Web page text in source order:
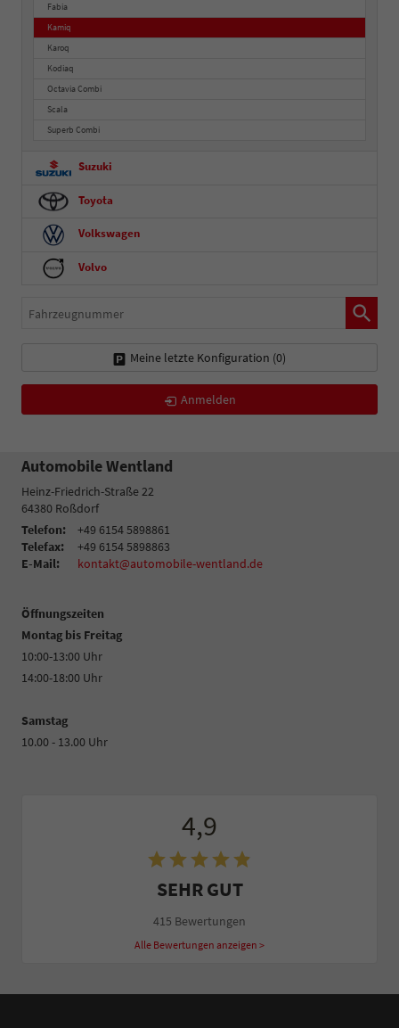
Fabia
Kamiq
Karoq
Kodiaq
Octavia Combi
Scala
Superb Combi
Suzuki
Toyota
Volkswagen
Volvo
Fahrzeugnummer
Meine letzte Konfiguration (0)
Anmelden
Automobile Wentland
Heinz-Friedrich-Straße 22
64380 Roßdorf
Telefon:
+49 6154 5898861
Telefax:
+49 6154 5898863
E-Mail:
kontakt@automobile-wentland.de
Öffnungszeiten
Montag bis Freitag
10:00-13:00 Uhr
14:00-18:00 Uhr
Samstag
10.00 - 13.00 Uhr
4,9
SEHR GUT
415 Bewertungen
Alle Bewertungen anzeigen >